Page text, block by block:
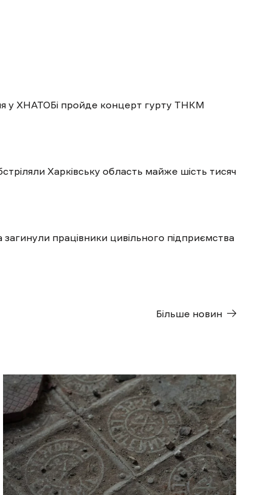
у ХНАТОБі пройде концерт гурту ТНКМ
Харківську область майже шість тисяч
загинули працівники цивільного підприємства
Більше новин